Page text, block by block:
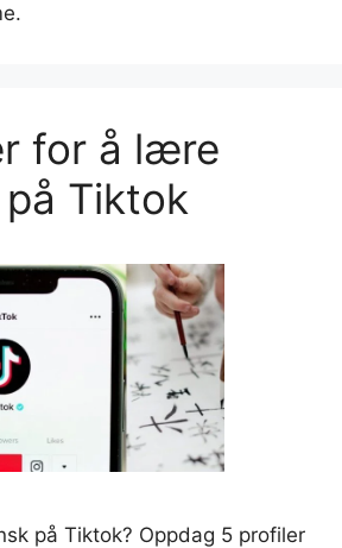
for å lære
Tiktok
på Tiktok? Oppdag 5 profiler